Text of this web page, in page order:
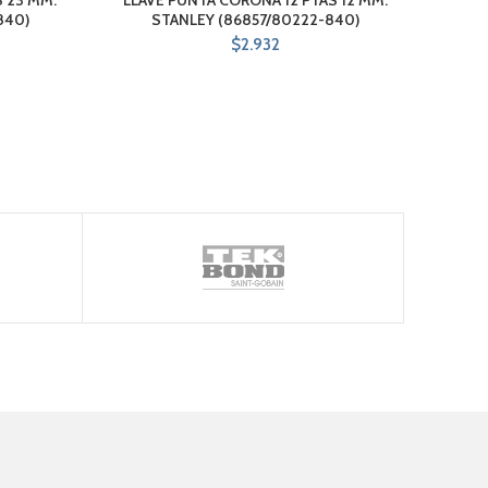
STANLEY (86857/80222-840)
$2.932